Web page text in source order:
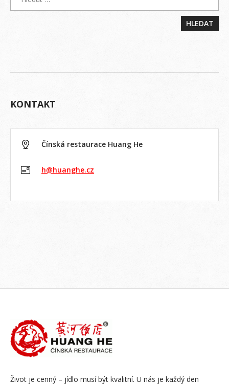
KONTAKT
Čínská restaurace Huang He
h@huanghe.cz
Život je cenný – jídlo musí být kvalitní. U nás je každý den